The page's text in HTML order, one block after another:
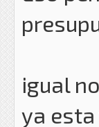
igual
ya